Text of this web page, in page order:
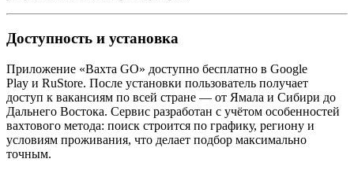
Доступность и установка
Приложение «Вахта GO» доступно бесплатно в Google
Play и RuStore. После установки пользователь получает
доступ к вакансиям по всей стране — от Ямала и Сибири до
Дальнего Востока. Сервис разработан с учётом особенностей
вахтового метода: поиск строится по графику, региону и
условиям проживания, что делает подбор максимально
точным.